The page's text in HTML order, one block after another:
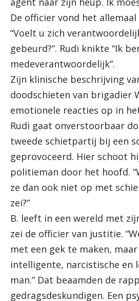
De officier vond het
“Voelt u zich
gebeurd?”. Rudi knikte “Ik
medeverantwoordelijk”.
Zijn klinische beschrijving
doodschieten van brigadier
emotionele reacties op in
Rudi gaat onverstoorbaar
tweede schietpartij bij een
geprovoceerd. Hier schoot
politieman door het hoofd.
ze dan ook niet op met
zei?”
B. leeft in een wereld met
zei de officier van justitie.
met een gek te maken,
intelligente, narcistische en
man.” Dat beaamden de
gedragsdeskundigen. Een